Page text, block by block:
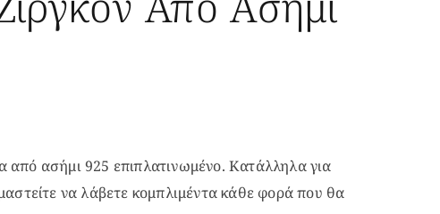
ασήμι 925 επιπλατινωμένο. Κατάλληλα για
να λάβετε κομπλιμέντα κάθε φορά που θα